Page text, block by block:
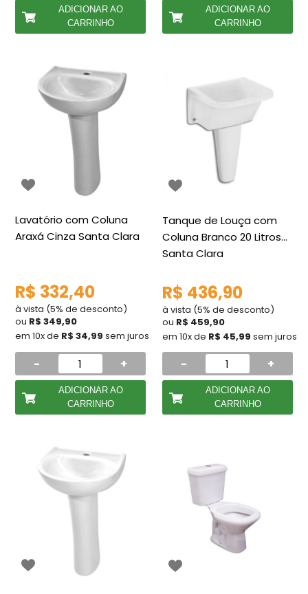
ADICIONAR AO
CARRINHO
ADICIONAR AO
CARRINHO
Lavatório com Coluna
Araxá Cinza Santa Clara
R$ 332,40
à vista (5% de desconto)
ou R$ 349,90
em 10x de R$ 34,99 sem juros
- +
ADICIONAR AO
CARRINHO
Tanque de Louça com
Coluna Branco 20 Litros
Santa Clara
R$ 436,90
à vista (5% de desconto)
ou R$ 459,90
em 10x de R$ 45,99 sem juros
- +
ADICIONAR AO
CARRINHO